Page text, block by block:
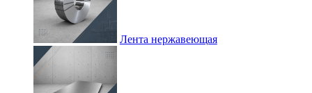
Лента нержавеющая